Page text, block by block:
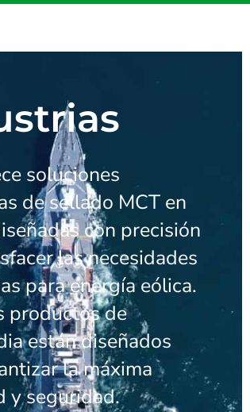
soluciones
de sellado MCT en
con precisión
las necesidades
para energía eólica.
productos de
están diseñados
la máxima
y seguridad.